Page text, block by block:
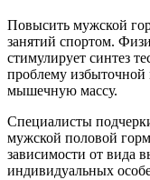
Повысить мужской
занятий спортом.
стимулирует синтез
проблему избыточной
мышечную массу.
Специалисты
мужской половой
зависимости от вида
индивидуальных